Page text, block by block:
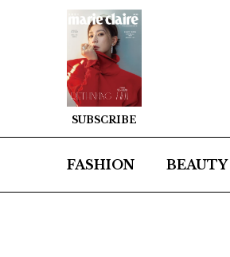
SUBSCRIBE
FASHION BEAUTY